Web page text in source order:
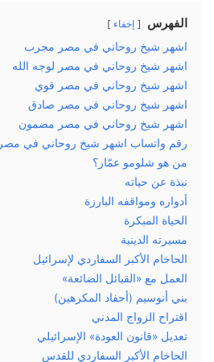
الفهرس إخفاء
اشهر شيخ روحاني في مصر مجرب
اشهر شيخ روحاني في مصر لوجه الله
اشهر شيخ روحاني في مصر قوي
اشهر شيخ روحاني في مصر صادق
اشهر شيخ روحاني في مصر مضمون
رقم واتساب اشهر شيخ روحاني في مصر
من هو شلومو عمّار؟
نبذة عن حياته
أدواره ومواقفه البارزة
الحياة المبكرة
مسيرته الدينية
الحاخام الأكبر السفاردي لإسرائيل
العمل مع «القبائل الضائعة»
بني أنوسيم (أحفاد المكرهين)
اقتراح الزواج المدني
تعديل «قانون العودة» الإسرائيلي
الحاخام الأكبر السفاردي للقدس